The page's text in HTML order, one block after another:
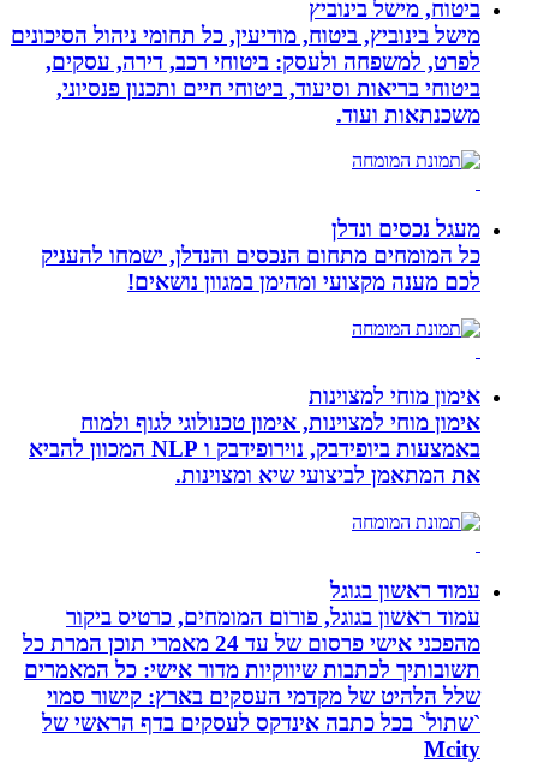
ביטוח, מישל בינוביץ
מישל בינוביץ, ביטוח, מודיעין, כל תחומי ניהול הסיכונים
לפרט, למשפחה ולעסק: ביטוחי רכב, דירה, עסקים,
ביטוחי בריאות וסיעוד, ביטוחי חיים ותכנון פנסיוני,
משכנתאות ועוד.
מעגל נכסים ונדלן
כל המומחים מתחום הנכסים והנדלן, ישמחו להעניק
לכם מענה מקצועי ומהימן במגוון נושאים!
אימון מוחי למצוינות
אימון מוחי למצוינות, אימון טכנולוגי לגוף ולמוח
באמצעות ביופידבק, נוירופידבק ו NLP המכוון להביא
את המתאמן לביצועי שיא ומצוינות.
עמוד ראשון בגוגל
עמוד ראשון בגוגל, פורום המומחים, כרטיס ביקור
מהפכני אישי פרסום של עד 24 מאמרי תוכן המרת כל
תשובותיך לכתבות שיווקיות מדור אישי: כל המאמרים
שלל הלהיט של מקדמי העסקים בארץ: קישור סמוי
`שתול` בכל כתבה אינדקס לעסקים בדף הראשי של
Mcity